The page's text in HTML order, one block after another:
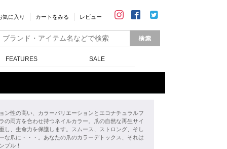
気に入り カートをみる レビュー
FEATURES SALE
ン性の高い、カラーバリエーションとエコナチュラルフ
の両方を合わせ持つネイルカラー。爪の自然な再生サイ
し、生命力を保護します。スムース、ストロング、そし
な爪に・・・。あなたの爪のカラーデトックス、それは
プル！